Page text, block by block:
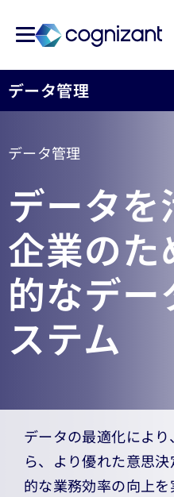
データ管理
データ管理
データを
企業のた
的なデー
ステム
データの最適化によ
ら、より優れた意思
的な業務効率の向上を